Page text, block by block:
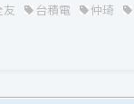
友 台積電 仲琦